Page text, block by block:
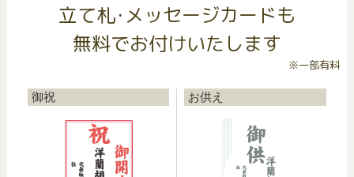
立て札･メッセージカードも
無料でお付けいたします
※一部有料
御祝 お供え